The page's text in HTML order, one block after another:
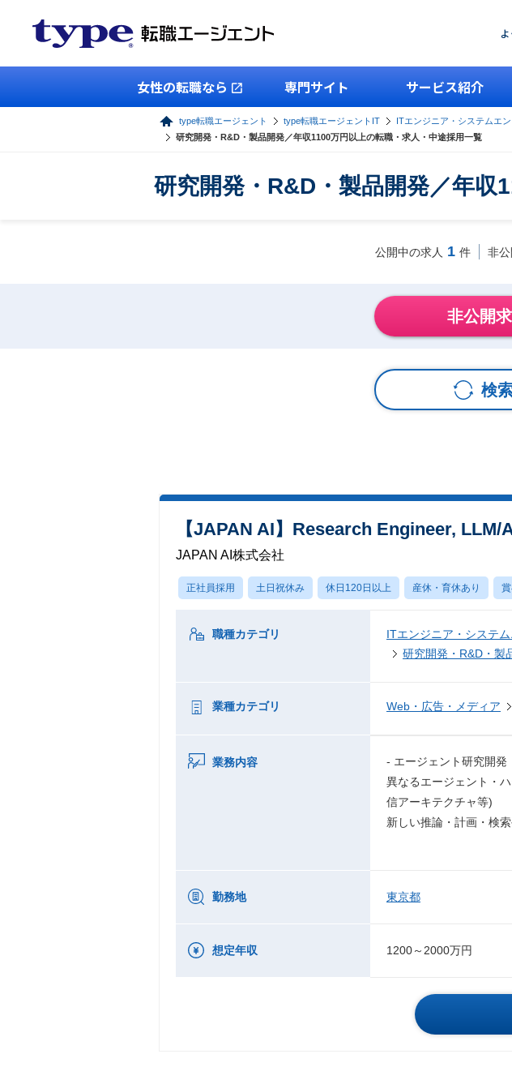
女性の転職なら 専門サイト サービス紹介
type転職エージェント type転職エージェントIT ITエンジニア・システムエ
研究開発・R&D・製品開発／年収1100万円以上の転職・求人・中途採用一覧
研究開発・R&D・製品開発／年収
公開中の求人 1 件 非公
非公開
検
【JAPAN AI】Research Engineer, LLM/
JAPAN AI株式会社
正社員採用 土日祝休み 休日120日以上 産休・育休あり
職種カテゴリ ITエンジニア・システ
研究開発・R&D・製
業種カテゴリ Web・広告・メディア
業務内容
- エージェント研究開発
異なるエージェント・
信アーキテクチャ等)
新しい推論・計画・検
勤務地 東京都
想定年収 1200～2000万円